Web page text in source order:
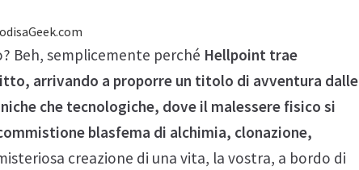
Beh, semplicemente perché Hellpoint trae
arrivando a proporre un titolo di avventura dalle
che tecnologiche, dove il malessere fisico si
blasfema di alchimia, clonazione,
creazione di una vita, la vostra, a bordo di